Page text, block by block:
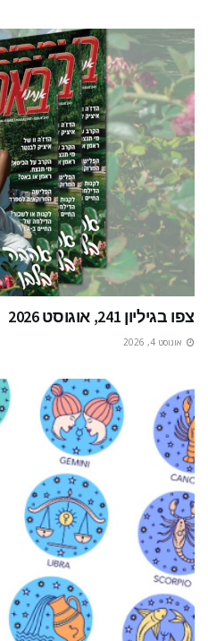
צפו בגיליון 241, אוגוסט 2026
אוגוסט 4, 2026